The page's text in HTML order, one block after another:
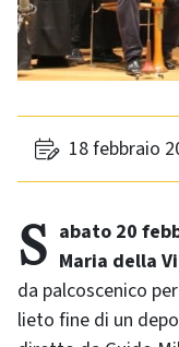
18 febbraio
Sabato 20 febbraio, alle 21, la Chiesa di Santa Maria della
da palcoscenico
lieto fine di un